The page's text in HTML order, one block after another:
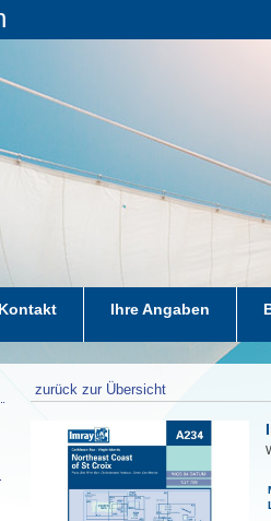
Kontakt Ihre Angaben
zurück zur Übersicht